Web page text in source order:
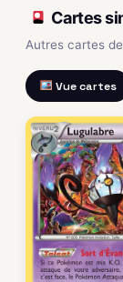
Cartes
Autres cartes
Vue cartes